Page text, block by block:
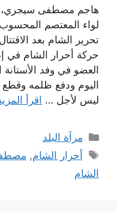
هاجم مصطفى سيجري،
لواء المعتصم
تحرير الشام بعد
حركة أحرار الشام
العضو في وفد
اليوم ودفع ظلمه وقطع
ليس لأجل … اقرأ
التصنيفات
مرآة البلد
الوسوم
أحرار الشام,
الشام